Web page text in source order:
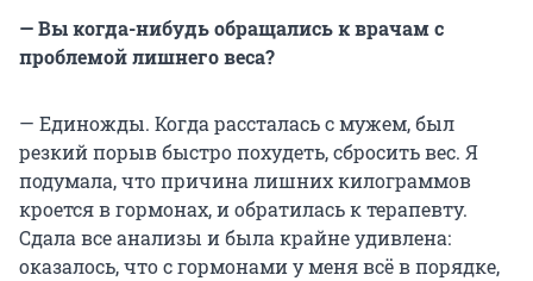
— Вы когда-нибудь обращались к врачам с
проблемой лишнего веса?
— Единожды. Когда рассталась с мужем, был
резкий порыв быстро похудеть, сбросить вес. Я
подумала, что причина лишних килограммов
кроется в гормонах, и обратилась к терапевту.
Сдала все анализы и была крайне удивлена:
оказалось, что с гормонами у меня всё в порядке,